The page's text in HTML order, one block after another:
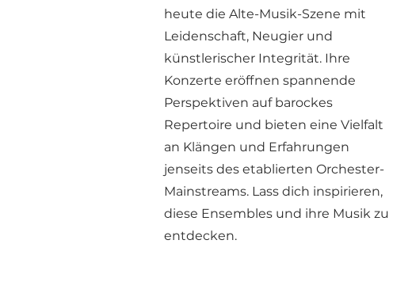
heute die Alte-Musik-Szene mit
Leidenschaft, Neugier und
künstlerischer Integrität. Ihre
Konzerte eröffnen spannende
Perspektiven auf barockes
Repertoire und bieten eine Vielfalt
an Klängen und Erfahrungen
jenseits des etablierten Orchester-
Mainstreams. Lass dich inspirieren,
diese Ensembles und ihre Musik zu
entdecken.